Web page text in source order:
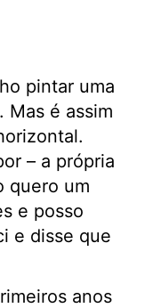
pintar uma
Mas é assim
– a própria
quero um
e posso
e disse que
anos